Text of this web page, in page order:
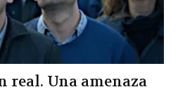
real. Una amenaza